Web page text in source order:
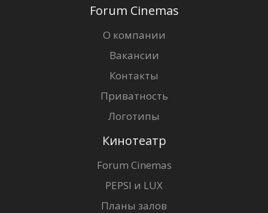
Forum Cinemas
О компании
Вакансии
Контакты
Приватность
Логотипы
Кинотеатр
Forum Cinemas
PEPSI и LUX
Планы залов